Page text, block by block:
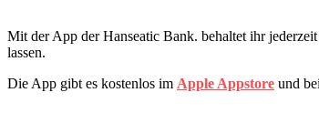
Mit der App der Hanseatic Bank. behaltet ihr
lassen.
Die App gibt es kostenlos im Apple Appstore und bei